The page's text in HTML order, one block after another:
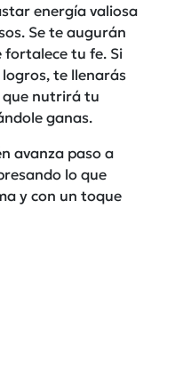
energía valiosa
Se te augurán
fortalece tu fe. Si
te llenarás
que nutrirá tu
ganas.
avanza paso a
lo que
y con un toque